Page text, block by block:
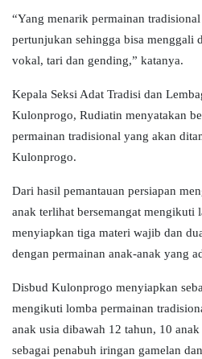
“Yang menarik permainan
pertunjukan sehingga bisa menggali
vokal, tari dan gending,” katanya.
Kepala Seksi Adat Tradisi dan
Kulonprogo, Rudiatin menyatakan
permainan tradisional yang akan
Kulonprogo.
Dari hasil pemantauan persiapan
anak terlihat bersemangat mengikuti
menyiapkan tiga materi wajib dan
dengan permainan anak-anak yang
Disbud Kulonprogo menyiapkan
mengikuti lomba permainan
anak usia dibawah 12 tahun, 10
sebagai penabuh iringan gamelan